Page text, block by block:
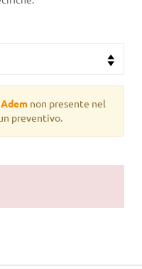
non presente nel
preventivo.